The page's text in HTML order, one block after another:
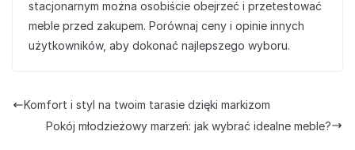
stacjonarnym można osobiście obejrzeć i przetestować
meble przed zakupem. Porównaj ceny i opinie innych
użytkowników, aby dokonać najlepszego wyboru.
Komfort i styl na twoim tarasie dzięki markizom
Pokój młodzieżowy marzeń: jak wybrać idealne meble?